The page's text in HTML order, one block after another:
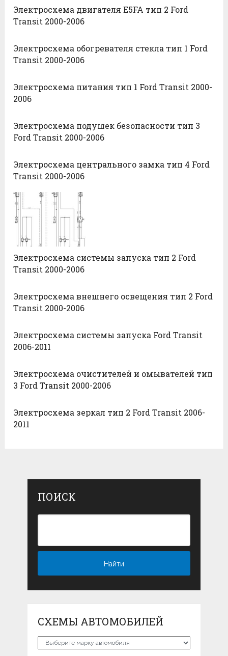
Электросхема двигателя E5FA тип 2 Ford
Transit 2000-2006
Электросхема обогревателя стекла тип 1 Ford
Transit 2000-2006
Электросхема питания тип 1 Ford Transit 2000-
2006
Электросхема подушек безопасности тип 3
Ford Transit 2000-2006
Электросхема центрального замка тип 4 Ford
Transit 2000-2006
Электросхема системы запуска тип 2 Ford
Transit 2000-2006
Электросхема внешнего освещения тип 2 Ford
Transit 2000-2006
Электросхема системы запуска Ford Transit
2006-2011
Электросхема очистителей и омывателей тип
3 Ford Transit 2000-2006
Электросхема зеркал тип 2 Ford Transit 2006-
2011
ПОИСК
СХЕМЫ АВТОМОБИЛЕЙ
Схемы